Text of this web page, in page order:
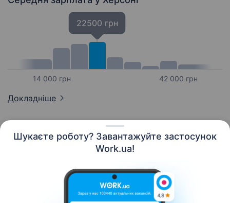
Шукаєте роботу? Завантажуйте застосунок
Work.ua!
14 000 грн
22500 грн
42 000 грн
Докладніше